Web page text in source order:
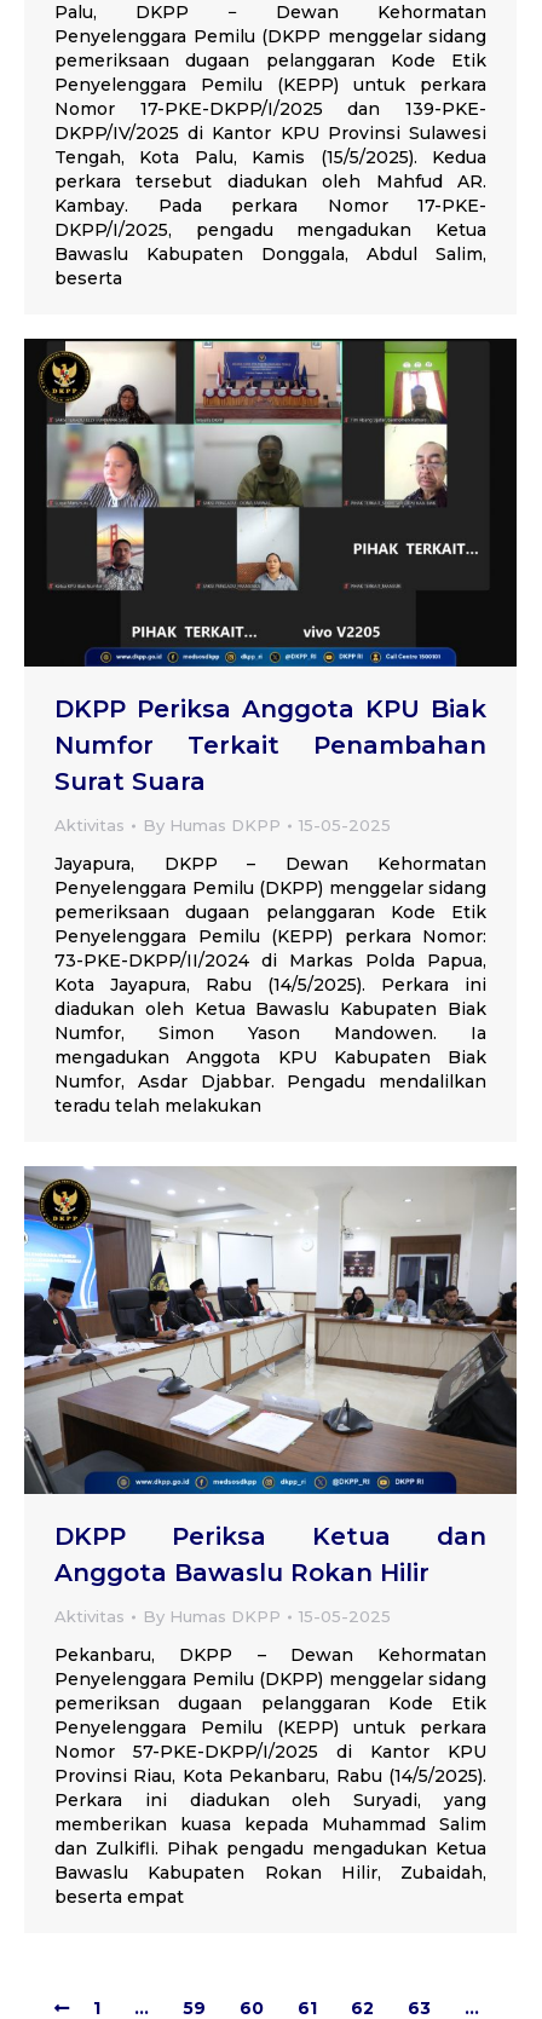
Palu, DKPP − Dewan Kehormatan
Penyelenggara Pemilu (DKPP menggelar sidang
pemeriksaan dugaan pelanggaran Kode Etik
Penyelenggara Pemilu (KEPP) untuk perkara
Nomor 17-PKE-DKPP/I/2025 dan 139-PKE-
DKPP/IV/2025 di Kantor KPU Provinsi Sulawesi
Tengah, Kota Palu, Kamis (15/5/2025). Kedua
perkara tersebut diadukan oleh Mahfud AR.
Kambay. Pada perkara Nomor 17-PKE-
DKPP/I/2025, pengadu mengadukan Ketua
Bawaslu Kabupaten Donggala, Abdul Salim,
beserta
DKPP Periksa Anggota KPU Biak
Numfor Terkait Penambahan
Surat Suara
Aktivitas By Humas DKPP 15-05-2025
Jayapura, DKPP – Dewan Kehormatan
Penyelenggara Pemilu (DKPP) menggelar sidang
pemeriksaan dugaan pelanggaran Kode Etik
Penyelenggara Pemilu (KEPP) perkara Nomor:
73-PKE-DKPP/II/2024 di Markas Polda Papua,
Kota Jayapura, Rabu (14/5/2025). Perkara ini
diadukan oleh Ketua Bawaslu Kabupaten Biak
Numfor, Simon Yason Mandowen. Ia
mengadukan Anggota KPU Kabupaten Biak
Numfor, Asdar Djabbar. Pengadu mendalilkan
teradu telah melakukan
DKPP Periksa Ketua dan
Anggota Bawaslu Rokan Hilir
Aktivitas By Humas DKPP 15-05-2025
Pekanbaru, DKPP – Dewan Kehormatan
Penyelenggara Pemilu (DKPP) menggelar sidang
pemeriksan dugaan pelanggaran Kode Etik
Penyelenggara Pemilu (KEPP) untuk perkara
Nomor 57-PKE-DKPP/I/2025 di Kantor KPU
Provinsi Riau, Kota Pekanbaru, Rabu (14/5/2025).
Perkara ini diadukan oleh Suryadi, yang
memberikan kuasa kepada Muhammad Salim
dan Zulkifli. Pihak pengadu mengadukan Ketua
Bawaslu Kabupaten Rokan Hilir, Zubaidah,
beserta empat
1 … 59 60 61 62 63 …